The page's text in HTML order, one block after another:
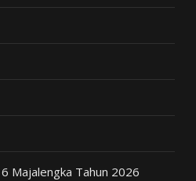
Majalengka Tahun 2026